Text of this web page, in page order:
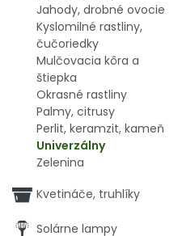
Jahody, drobné ovocie
Kyslomilné rastliny,
čučoriedky
Mulčovacia kôra a
štiepka
Okrasné rastliny
Palmy, citrusy
Perlit, keramzit, kameň
Univerzálny
Zelenina
Kvetináče, truhlíky
Solárne lampy